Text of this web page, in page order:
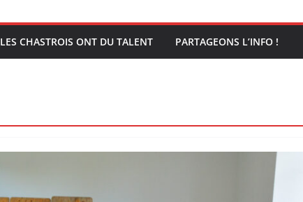
LES CHASTROIS ONT DU TALENT PARTAGEONS L’INFO !